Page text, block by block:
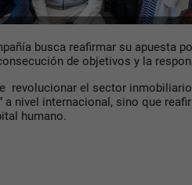
busca reafirmar su apuesta
de objetivos y la
revolucionar el sector
a nivel internacional, sino que
humano.